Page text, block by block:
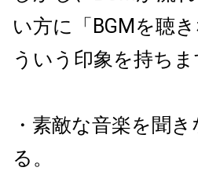
い方に「 BGM を聴
ういう印象を持ち
・素敵な音楽を聞
る。